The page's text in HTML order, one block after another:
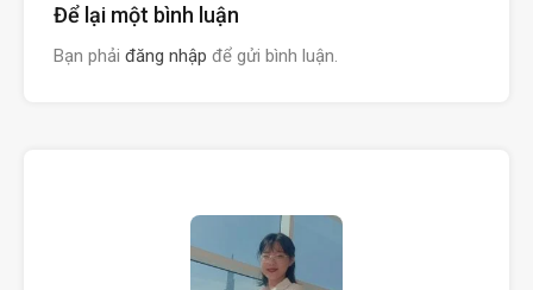
Để lại một bình luận
Bạn phải đăng nhập để gửi bình luận.